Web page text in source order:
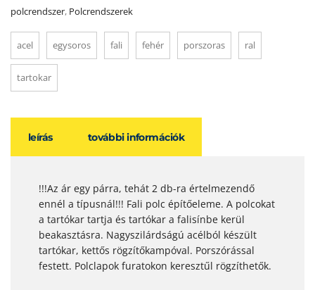
polcrendszer, Polcrendszerek
acel egysoros fali fehér porszoras ral
tartokar
leírás további információk
!!!Az ár egy párra, tehát 2 db-ra értelmezendő
ennél a típusnál!!! Fali polc építőeleme. A polcokat
a tartókar tartja és tartókar a falisínbe kerül
beakasztásra. Nagyszilárdságú acélból készült
tartókar, kettős rögzítőkampóval. Porszórással
festett. Polclapok furatokon keresztűl rögzíthetők.